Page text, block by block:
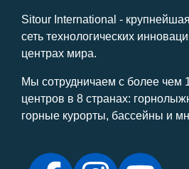
Sitour International -
сеть технологических
центрах мира.
Мы сотрудничаем с более чем
центров в 8 странах:
горные курорты, бассейны и